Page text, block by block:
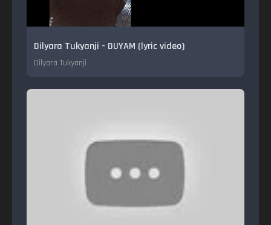
Dilyara Tukyanji - DUYAM (lyric video)
Dilyara Tukyanji